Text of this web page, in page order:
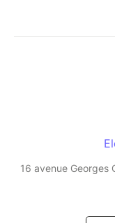
16 avenue Georges